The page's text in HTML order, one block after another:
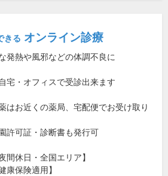
きる オンライン診療
発熱や風邪などの体調不良に
宅・オフィスで受診出来ます
はお近くの薬局、宅配便でお受け取り
許可証・診断書も発行可
夜間休日・全国エリア】
健康保険適用】